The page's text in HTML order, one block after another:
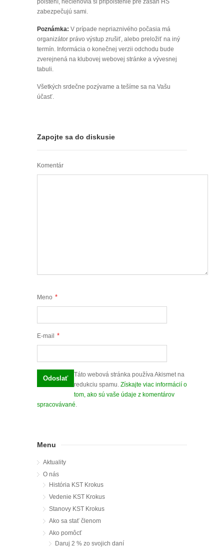
poistení, nečlenovia si pripoistenie pre zásah HS
zabezpečujú sami.
Poznámka: V prípade nepriaznivého počasia má
organizátor právo výstup zrušiť, alebo preložiť na iný
termín. Informácia o konečnej verzii odchodu bude
zverejnená na klubovej webovej stránke a vývesnej
tabuli.
Všetkých srdečne pozývame a tešíme sa na Vašu
účasť.
Zapojte sa do diskusie
Komentár
Meno *
E-mail *
Táto webová stránka používa Akismet na
redukciu spamu. Získajte viac informácií o
tom, ako sú vaše údaje z komentárov
spracovávané.
Menu
Aktuality
O nás
História KST Krokus
Vedenie KST Krokus
Stanovy KST Krokus
Ako sa stať členom
Ako pomôcť
Daruj 2 % zo svojich daní